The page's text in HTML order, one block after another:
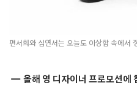
편서희와 심연서는 오늘도 이상함 속에서
올해 영 디자이너 프로모션에